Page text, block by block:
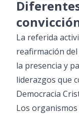
La referida
reafirmación
la presencia y
liderazgos que
Democracia
Los